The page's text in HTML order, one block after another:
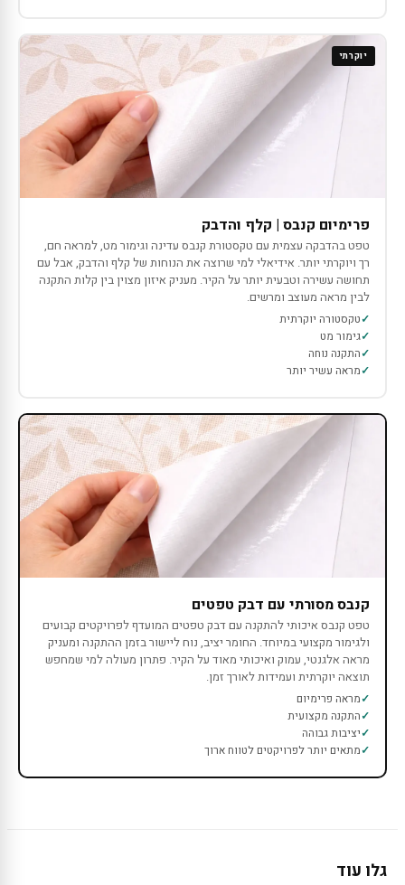
יוקרתי
פרימיום קנבס | קלף והדבק
טפט בהדבקה עצמית עם טקסטורת קנבס עדינה וגימור מט, למראה חם,
רך ויוקרתי יותר. אידיאלי למי שרוצה את הנוחות של קלף והדבק, אבל עם
תחושה עשירה וטבעית יותר על הקיר. מעניק איזון מצוין בין קלות התקנה
לבין מראה מעוצב ומרשים.
טקסטורה יוקרתית
גימור מט
התקנה נוחה
מראה עשיר יותר
קנבס מסורתי עם דבק טפטים
טפט קנבס איכותי להתקנה עם דבק טפטים המועדף לפרויקטים קבועים
ולגימור מקצועי במיוחד. החומר יציב, נוח ליישור בזמן ההתקנה ומעניק
מראה אלגנטי, עמוק ואיכותי מאוד על הקיר. פתרון מעולה למי שמחפש
תוצאה יוקרתית ועמידות לאורך זמן.
מראה פרימיום
התקנה מקצועית
יציבות גבוהה
מתאים יותר לפרויקטים לטווח ארוך
גלו עוד